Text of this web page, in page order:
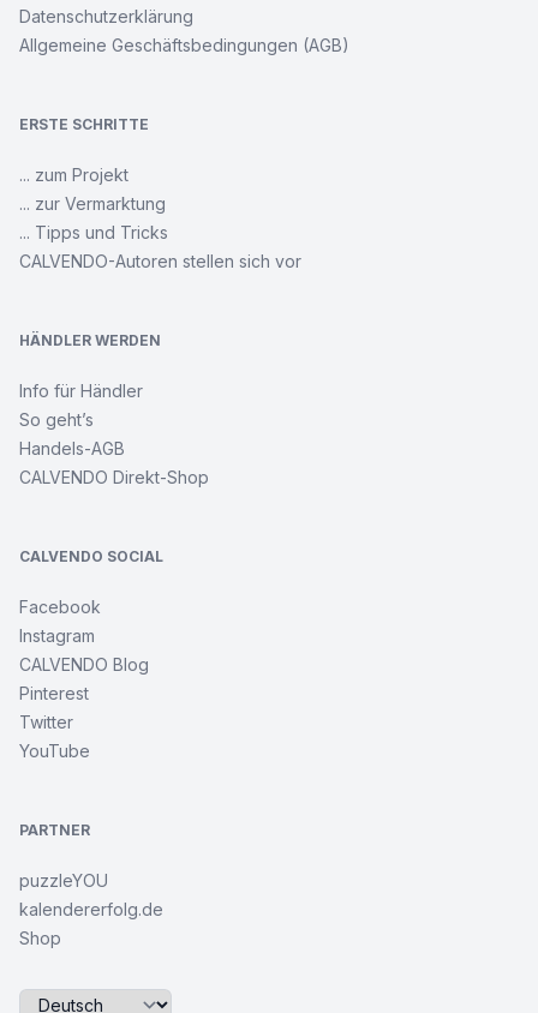
Datenschutzerklärung
Allgemeine Geschäftsbedingungen (AGB)
ERSTE SCHRITTE
... zum Projekt
... zur Vermarktung
... Tipps und Tricks
CALVENDO-Autoren stellen sich vor
HÄNDLER WERDEN
Info für Händler
So geht’s
Handels-AGB
CALVENDO Direkt-Shop
CALVENDO SOCIAL
Facebook
Instagram
CALVENDO Blog
Pinterest
Twitter
YouTube
PARTNER
puzzleYOU
kalendererfolg.de
Shop